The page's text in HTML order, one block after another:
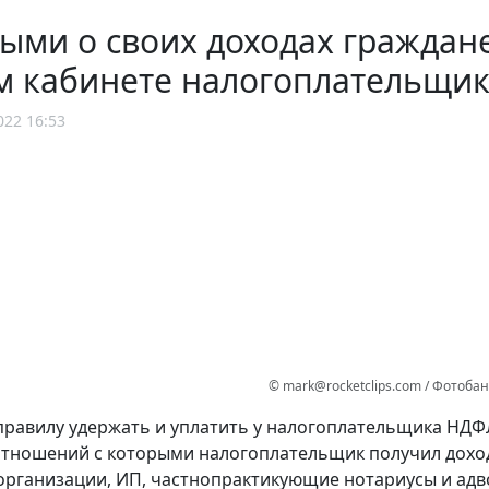
о своих доходах
кабинете
16:53
© mark@rocketclips.com /
удержать и уплатить у налогоплательщика
с которыми налогоплательщик получил
ИП, частнопрактикующие нотариусы и